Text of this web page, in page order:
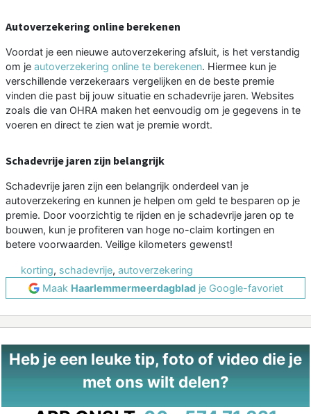
Autoverzekering online berekenen
Voordat je een nieuwe autoverzekering afsluit, is het verstandig
om je autoverzekering online te berekenen. Hiermee kun je
verschillende verzekeraars vergelijken en de beste premie
vinden die past bij jouw situatie en schadevrije jaren. Websites
zoals die van OHRA maken het eenvoudig om je gegevens in te
voeren en direct te zien wat je premie wordt.
Schadevrije jaren zijn belangrijk
Schadevrije jaren zijn een belangrijk onderdeel van je
autoverzekering en kunnen je helpen om geld te besparen op je
premie. Door voorzichtig te rijden en je schadevrije jaren op te
bouwen, kun je profiteren van hoge no-claim kortingen en
betere voorwaarden. Veilige kilometers gewenst!
korting, schadevrije, autoverzekering
Maak Haarlemmermeerdagbladje Google-favoriet
Heb je een leuke tip, foto of video die je
met ons wilt delen?